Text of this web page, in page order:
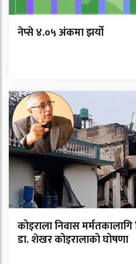
नेप्से ४.०५ अंकमा झर्यो
कोइराला निवास
डा. शेखर कोइरालाको घोषणा